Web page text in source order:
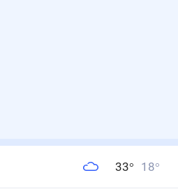
33° 18°